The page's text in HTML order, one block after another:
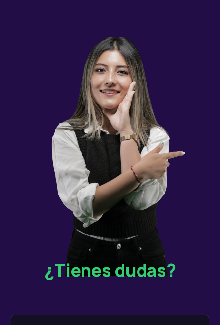
¿Tienes dudas?